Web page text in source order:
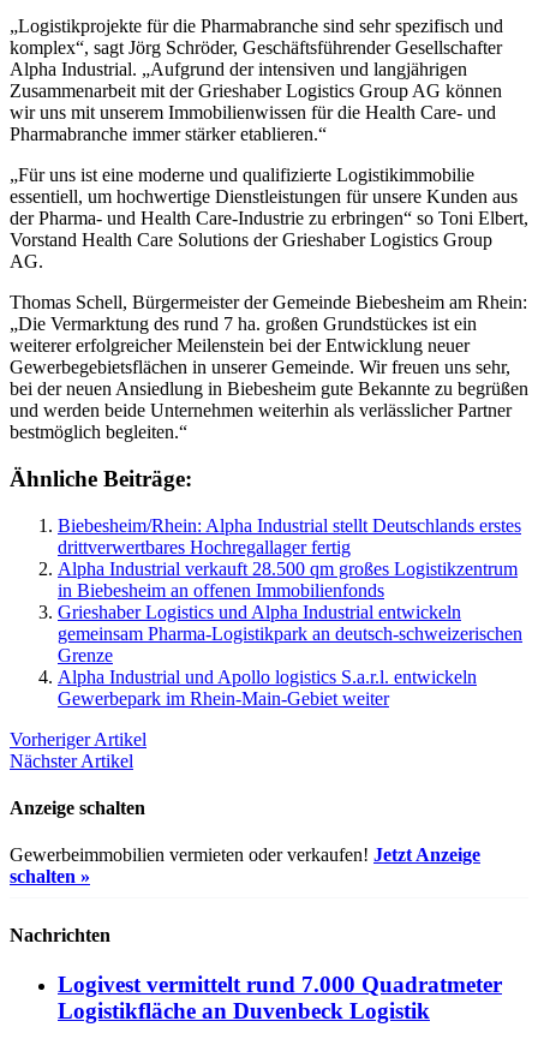
„Logistikprojekte für die Pharmabranche sind sehr spezifisch und
komplex“, sagt Jörg Schröder, Geschäftsführender Gesellschafter
Alpha Industrial. „Aufgrund der intensiven und langjährigen
Zusammenarbeit mit der Grieshaber Logistics Group AG können
wir uns mit unserem Immobilienwissen für die Health Care- und
Pharmabranche immer stärker etablieren.“
„Für uns ist eine moderne und qualifizierte Logistikimmobilie
essentiell, um hochwertige Dienstleistungen für unsere Kunden aus
der Pharma- und Health Care-Industrie zu erbringen“ so Toni Elbert,
Vorstand Health Care Solutions der Grieshaber Logistics Group
AG.
Thomas Schell, Bürgermeister der Gemeinde Biebesheim am Rhein:
„Die Vermarktung des rund 7 ha. großen Grundstückes ist ein
weiterer erfolgreicher Meilenstein bei der Entwicklung neuer
Gewerbegebietsflächen in unserer Gemeinde. Wir freuen uns sehr,
bei der neuen Ansiedlung in Biebesheim gute Bekannte zu begrüßen
und werden beide Unternehmen weiterhin als verlässlicher Partner
bestmöglich begleiten.“
Ähnliche Beiträge:
Biebesheim/Rhein: Alpha Industrial stellt Deutschlands erstes
drittverwertbares Hochregallager fertig
Alpha Industrial verkauft 28.500 qm großes Logistikzentrum
in Biebesheim an offenen Immobilienfonds
Grieshaber Logistics und Alpha Industrial entwickeln
gemeinsam Pharma-Logistikpark an deutsch-schweizerischen
Grenze
Alpha Industrial und Apollo logistics S.a.r.l. entwickeln
Gewerbepark im Rhein-Main-Gebiet weiter
Vorheriger Artikel
Nächster Artikel
Anzeige schalten
Gewerbeimmobilien vermieten oder verkaufen! Jetzt Anzeige
schalten »
Nachrichten
Logivest vermittelt rund 7.000 Quadratmeter
Logistikfläche an Duvenbeck Logistik